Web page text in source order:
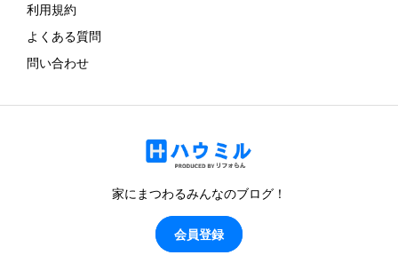
利用規約
よくある質問
問い合わせ
家にまつわるみんなのブログ！
会員登録